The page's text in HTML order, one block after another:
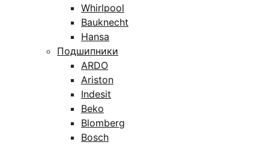
Whirlpool
Bauknecht
Hansa
Подшипники
ARDO
Ariston
Indesit
Beko
Blomberg
Bosch